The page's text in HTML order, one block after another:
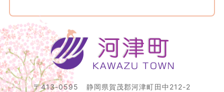
〒413-0595 静岡県賀茂郡河津町田中212-2